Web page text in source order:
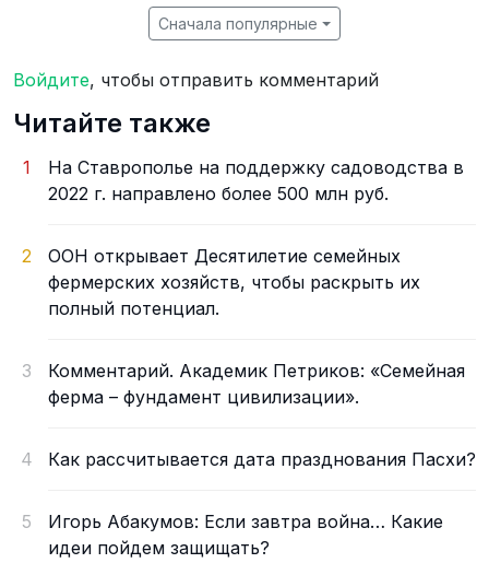
Сначала популярные
Войдите, чтобы отправить комментарий
Читайте также
1
На Ставрополье на поддержку садоводства в
2022 г. направлено более 500 млн руб.
2
ООН открывает Десятилетие семейных
фермерских хозяйств, чтобы раскрыть их
полный потенциал.
3
Комментарий. Академик Петриков: «Семейная
ферма – фундамент цивилизации».
4 Как рассчитывается дата празднования Пасхи?
5
Игорь Абакумов: Если завтра война… Какие
идеи пойдем защищать?